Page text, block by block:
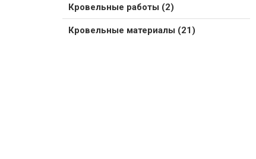
Кровельные работы (2)
Кровельные материалы (21)